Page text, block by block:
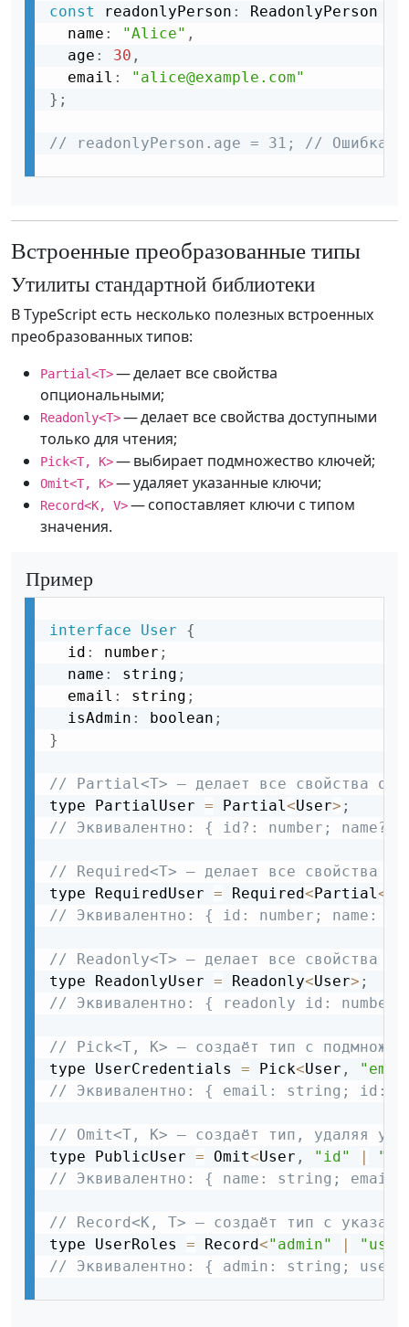
const
readonlyPerson : ReadonlyPerson
  name
: "Alice" ,
  age
: 30 ,
  email
:
"alice@example.com"
} ;
// readonlyPerson.age = 31; // Ошибка:
Встроенные преобразованные типы
Утилиты стандартной библиотеки
В TypeScript есть несколько полезных встроенных
преобразованных типов:
Partial<T>— делает все свойства
опциональными;
Readonly<T>— делает все свойства доступными
только для чтения;
Pick<T, K>— выбирает подмножество ключей;
Omit<T, K>— удаляет указанные ключи;
Record<K, V>— сопоставляет ключи с типом
значения.
Пример
interface User
{
  id
: number ;
  name
: string ;
  email
: string ;
  isAdmin
: boolean ;
}
// Partial<T> — делает все свойства
type PartialUser = Partial<User> ;
// Эквивалентно: { id?: number;
// Required<T> — делает все свойства
type RequiredUser = Required< Partial<
// Эквивалентно: { id: number;
// Readonly<T> — делает все свойства
type ReadonlyUser = Readonly<User> ;
// Эквивалентно: { readonly id:
// Pick<T, K> — создаёт тип с
type UserCredentials = Pick<User ,
// Эквивалентно: { email: string; id:
// Omit<T, K> — создаёт тип, удаляя
type PublicUser = Omit<User , "id"
// Эквивалентно: { name: string;
// Record<K, T> — создаёт тип с
type UserRoles = Record<"admin"
// Эквивалентно: { admin: string;